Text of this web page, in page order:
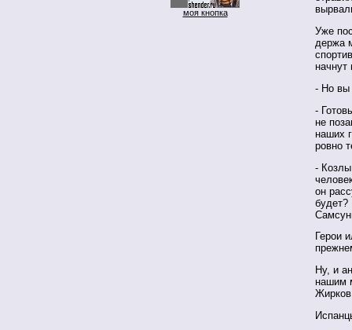
моя кнопка
Уже
держа
начнут
- Но вы
-
не
наших
ровно
-
он
будет?
Герои
Ну, и
нашим